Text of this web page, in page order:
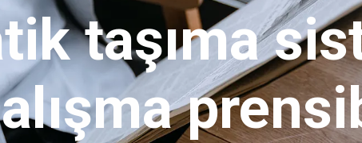
taşıma